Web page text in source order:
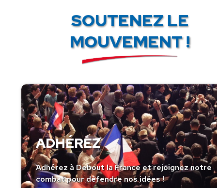
SOUTENEZ LE
MOUVEMENT !
ADHÉREZ
Adhérez à Debout la France et rejoignez notre
combat pour défendre nos idées !